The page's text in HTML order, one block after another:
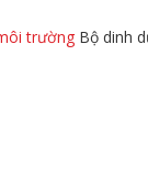
trường Bộ dinh